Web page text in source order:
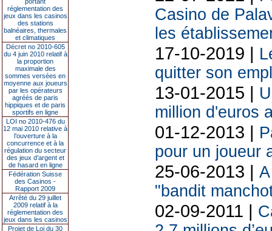
réglementation des
jeux dans les casinos
des stations
balnéaires, thermales
et climatiques
Décret no 2010-605
du 4 juin 2010 relatif à
la proportion
maximale des
sommes versées en
moyenne aux joueurs
par les opérateurs
agréés de paris
hippiques et de paris
sportifs en ligne
LOI no 2010-476 du
12 mai 2010 relative à
l’ouverture à la
concurrence et à la
régulation du secteur
des jeux d’argent et
de hasard en ligne
Fédération Suisse
des Casinos -
Rapport 2009
Arrêté du 29 juillet
2009 relatif à la
réglementation des
jeux dans les casinos
Projet de Loi du 30
Casino de
les
17-10-2019 |
quitter son
13-01-2015 |
million d'euros
01-12-2013 |
pour un joueur
25-06-2013 |
"bandit
02-09-2011 |